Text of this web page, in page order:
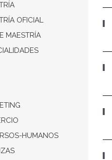
OFICIAL
MAESTRÍA
HUMANOS